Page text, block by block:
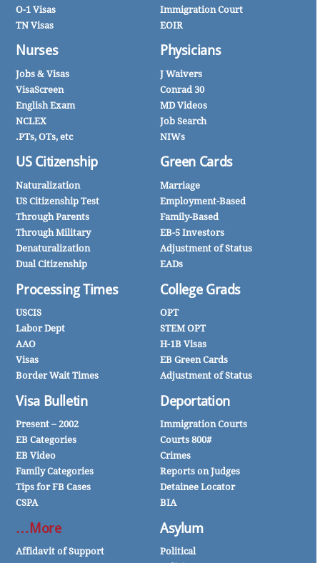
Immigration Court
EOIR
Physicians
J Waivers
Conrad 30
MD Videos
Job Search
NIWs
Green Cards
Marriage
Employment-Based
Family-Based
EB-5 Investors
Adjustment of Status
EADs
College Grads
OPT
STEM OPT
H-1B Visas
EB Green Cards
Adjustment of Status
Deportation
Immigration Courts
Courts 800#
Crimes
Reports on Judges
Detainee Locator
BIA
Asylum
Political
O-1 Visas
TN Visas
Nurses
Jobs & Visas
VisaScreen
English Exam
NCLEX
PTs, OTs, etc.
US Citizenship
Naturalization
US Citizenship Test
Through Parents
Through Military
Denaturalization
Dual Citizenship
Processing Times
USCIS
Labor Dept
AAO
Visas
Border Wait Times
Visa Bulletin
2002 – Present
EB Categories
EB Video
Family Categories
Tips for FB Cases
CSPA
More…
Affidavit of Support